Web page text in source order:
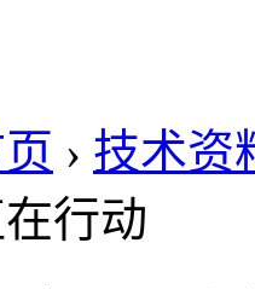
› 技术资
行动